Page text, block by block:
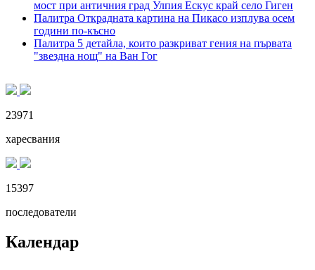
мост при античния град Улпия Ескус край село Гиген
Палитра Открадната картина на Пикасо изплува осем
години по-късно
Палитра 5 детайла, които разкриват гения на първата
"звездна нощ" на Ван Гог
23971
харесвания
15397
последователи
Календар